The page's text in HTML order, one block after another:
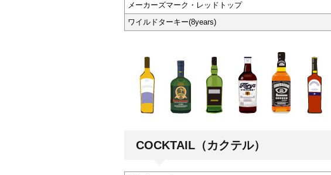
メーカーズマーク・レッドトップ
ワイルドターキー(8years)
COCKTAIL（カクテル）